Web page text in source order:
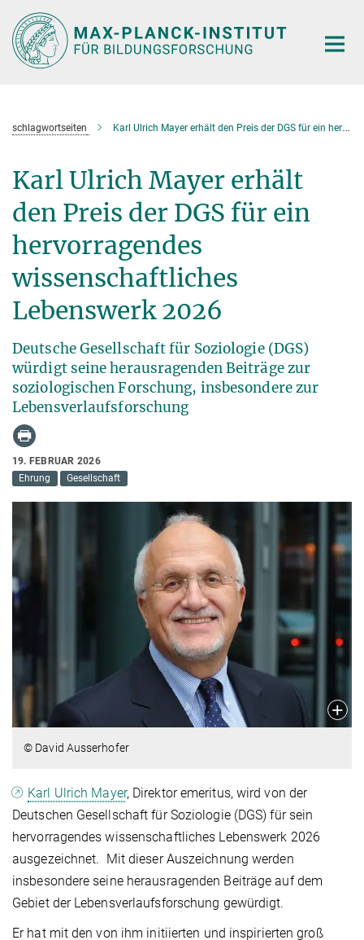
Hauptinhalt
schlagwortseiten Karl Ulrich Mayer erhält den Preis der DGS für ein hervorragendes wissenschaftliches Lebenswerk 2026
Karl Ulrich Mayer erhält
den Preis der DGS für ein
hervorragendes
wissenschaftliches
Lebenswerk 2026
Deutsche Gesellschaft für Soziologie (DGS)
würdigt seine herausragenden Beiträge zur
soziologischen Forschung, insbesondere zur
Lebensverlaufsforschung
19. FEBRUAR 2026
Ehrung
Gesellschaft
© David Ausserhofer
Karl Ulrich Mayer, Direktor emeritus, wird von der
Deutschen Gesellschaft für Soziologie (DGS) für sein
hervorragendes wissenschaftliches Lebenswerk 2026
ausgezeichnet. Mit dieser Auszeichnung werden
insbesondere seine herausragenden Beiträge auf dem
Gebiet der Lebensverlaufsforschung gewürdigt.
Er hat mit den von ihm initiierten und inspirierten groß